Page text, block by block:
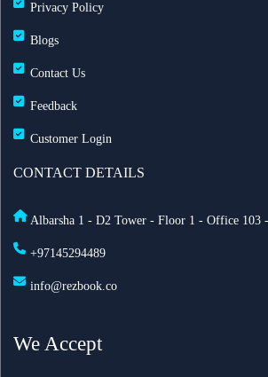
Privacy Policy
Blogs
Contact Us
Feedback
Customer Login
CONTACT DETAILS
Albarsha 1 - D2 Tower - Floor 1 - Office 103
+97145294489
info@rezbook.co
We Accept